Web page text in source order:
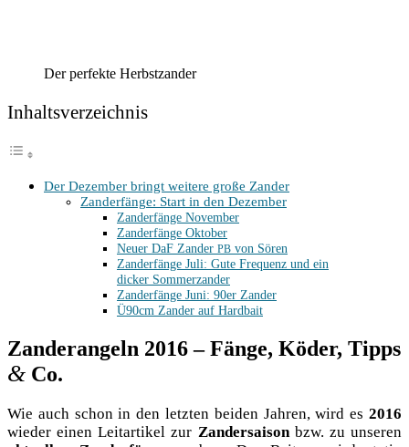
Der perfekte Herbstzander
Inhalts­ver­zeich­nis
Der Dezem­ber bringt wei­te­re gro­ße Zander
Zan­der­fän­ge: Start in den Dezember
Zan­der­fän­ge November
Zan­der­fän­ge Oktober
Neu­er DaF Zan­der PB von Sören
Zan­der­fän­ge Juli: Gute Fre­quenz und ein
dicker Sommerzander
Zan­der­fän­ge Juni: 90er Zander
Ü90cm Zan­der auf Hardbait
Zanderangeln 2016 – Fänge, Köder, Tipps
& Co.
Wie auch schon in den letz­ten bei­den Jah­ren, wird es 2016
wie­der einen Leit­ar­ti­kel zur Zan­der­sai­sonbzw. zu unse­ren